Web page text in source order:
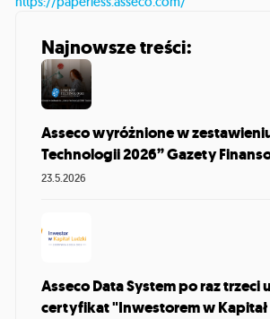
Najnowsze treści:
Asseco wyróżnione w
Technologii 2026” Gazety
23.5.2026
Asseco Data System po raz trzeci
certyfikat "Inwestorem w